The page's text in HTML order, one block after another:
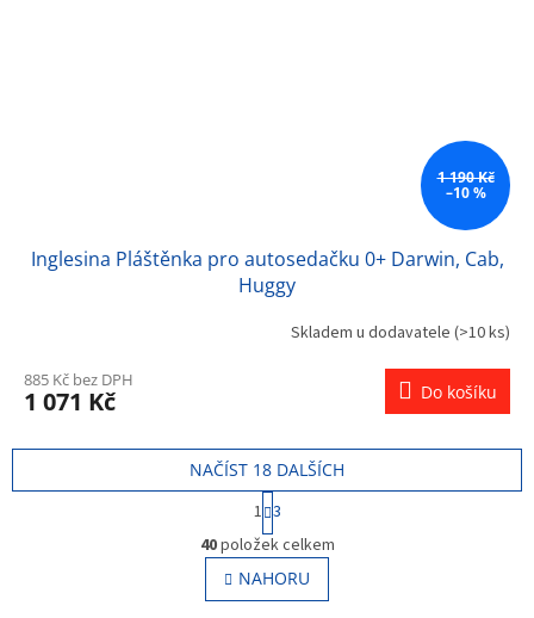
1 190 Kč
–10 %
Inglesina Pláštěnka pro autosedačku 0+ Darwin, Cab,
Huggy
Skladem u dodavatele (>10 ks)
885 Kč bez DPH
1 071 Kč Do košíku
O
v
l
á
NAČÍST 18 DALŠÍCH
S
t
r
á
n
k
1 3
40položek celkem
NAHORU